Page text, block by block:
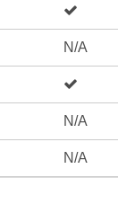
N/A
N/A
N/A